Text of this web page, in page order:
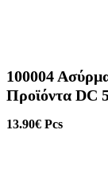
100004
Προϊόντα DC
13.90€ Pcs